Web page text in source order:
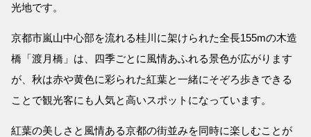
光地です。
京都市嵐山中心部を流れる桂川に架けられた全長155mの木造
橋「渡月橋」は、四季ごとに風情あふれる景色が広がります
が、秋は赤や黄色に彩られた紅葉と一緒にそぞろ歩きできる
ことで観光客にも人気と高いスポットになっています。
紅葉の美しさと風情ある京都の街並みを同時に楽しむことが